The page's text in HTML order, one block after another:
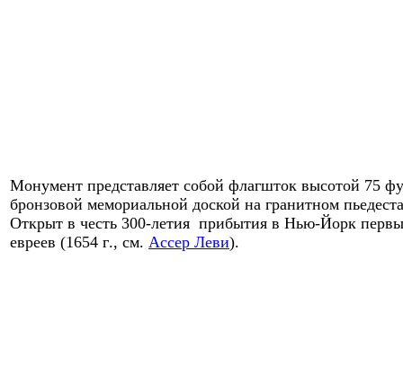
Монумент представляет собой флагшток высотой 75
бронзовой мемориальной доской на гранитном
Открыт в честь 300-летия прибытия в Нью-Йорк
евреев (1654 г., см. Ассер Леви).